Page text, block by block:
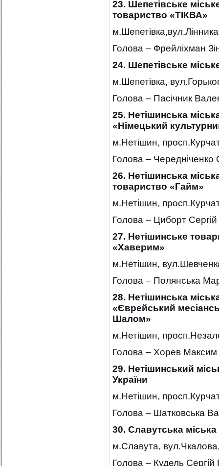
23. Шепетівське
товариство «ТІКВА»
Голова – Фрейліхман
24. Шепетівське
м.Шепетівка,
Голова – Пасічник
25. Нетішинська
«Німецький
м.Нетішин,
Голова – Чередніченко
26. Нетішинська
товариство «Гайм»
м.Нетішин,
Голова – Циборт
27. Нетішинське
«Хаверим»
м.Нетішин,
Голова – Полянська
28. Нетішинська
«Єврейський
Шалом»
м.Нетішин,
Голова – Хорев Максим
29. Нетішинський
України
м.Нетішин,
Голова – Шатковська
30. Славутська
м.Славута,
Голова – Кудель